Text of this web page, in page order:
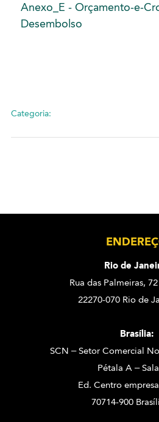
Anexo_E - Orçamento-e-
Desembolso
Categoria:
Rio de
Rua das Palmeiras,
22270-070 Rio de
Brasília:
SCN – Setor Comercial
Pétala A –
Ed. Centro
70714-900